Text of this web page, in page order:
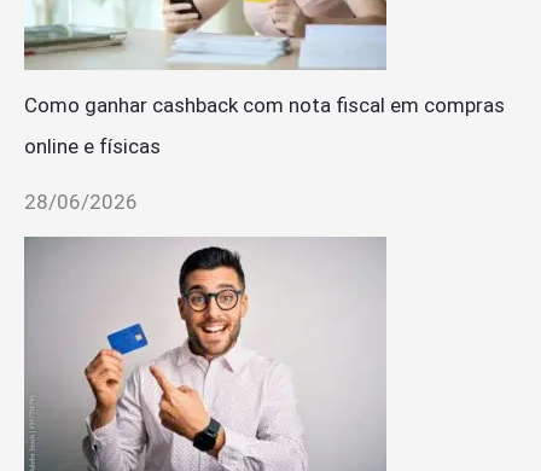
Como ganhar cashback com nota fiscal em compras
online e físicas
28/06/2026